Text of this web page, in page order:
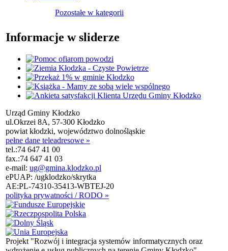
Pozostałe w kategorii
Informacje w sliderze
Urząd Gminy Kłodzko
ul.Okrzei 8A, 57-300 Kłodzko
powiat kłodzki, województwo dolnośląskie
pełne dane teleadresowe »
tel.:74 647 41 00
fax.:74 647 41 03
e-mail: ug@gmina.klodzko.pl
ePUAP: /ugklodzko/skrytka
AE:PL-74310-35413-WBTEJ-20
polityka prywatności / RODO »
Projekt "Rozwój i integracja systemów informatycznych oraz